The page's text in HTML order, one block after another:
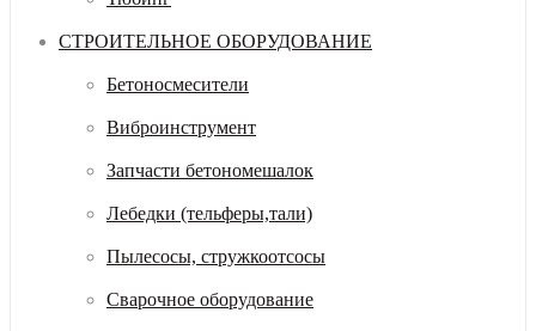
СТРОИТЕЛЬНОЕ ОБОРУДОВАНИЕ
Бетоносмесители
Виброинструмент
Запчасти бетономешалок
Лебедки (тельферы,тали)
Пылесосы, стружкоотсосы
Сварочное оборудование